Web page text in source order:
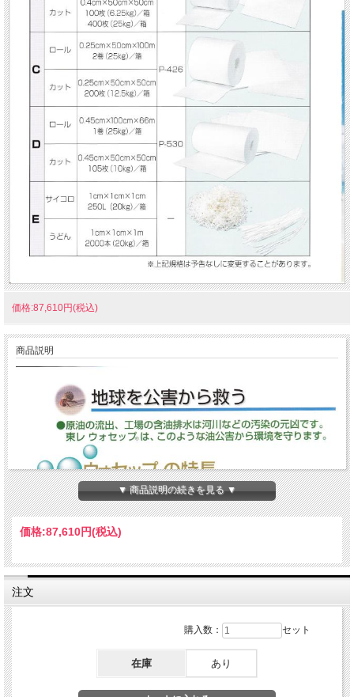
価格:87,610円(税込)
商品説明
▼ 商品説明の続きを見る ▼
価格:87,610円(税込)
注文
購入数： セット
在庫 あり